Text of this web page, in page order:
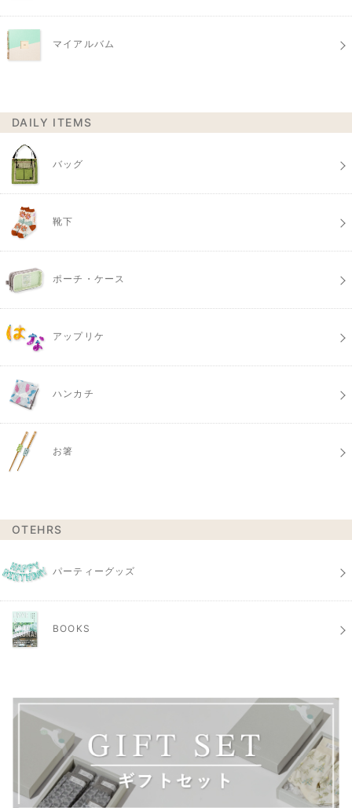
マイアルバム
DAILY ITEMS
バッグ
靴下
ポーチ・ケース
アップリケ
ハンカチ
お箸
OTEHRS
パーティーグッズ
BOOKS